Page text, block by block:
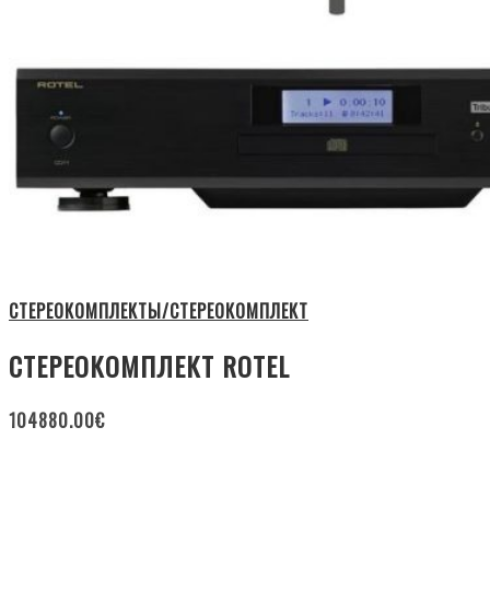
СТЕРЕОКОМПЛЕКТЫ/СТЕРЕОКОМПЛЕКТ
СТЕРЕОКОМПЛЕКТ ROTEL
104880.00€